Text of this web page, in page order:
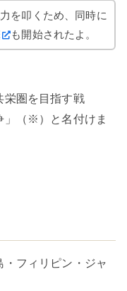
を叩くため、同時に
も開始されたよ。
栄圏を目指す戦
」（※）と名付けま
・フィリピン・ジャ